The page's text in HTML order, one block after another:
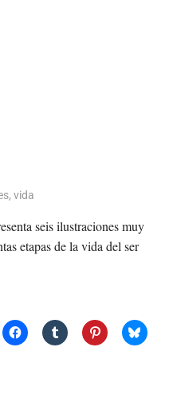
, vida
seis ilustraciones muy
etapas de la vida del ser